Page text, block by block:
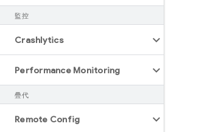
監控
Crashlytics
Performance Monitoring
疊代
Remote Config